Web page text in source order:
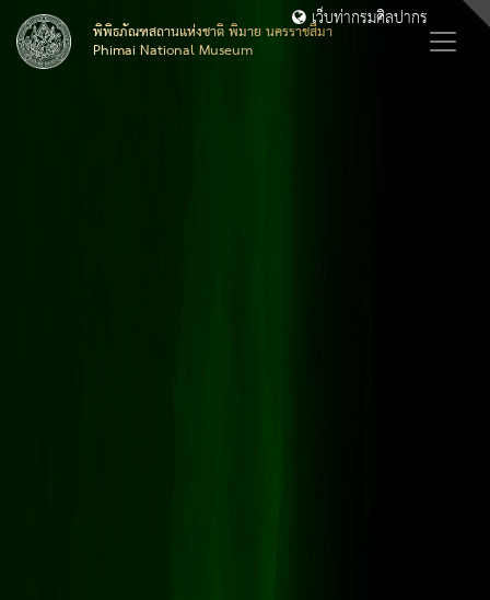
พิพิธภัณฑสถานแห่งชาติ พิมาย นครราชสีมา
Phimai National Museum
เว็บท่ากรมศิลปากร